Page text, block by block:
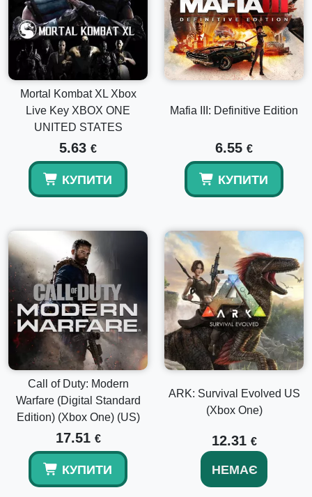
Mortal Kombat XL Xbox
Live Key XBOX ONE
UNITED STATES
5.63 €
КУПИТИ
Mafia III: Definitive Edition
6.55 €
КУПИТИ
Call of Duty: Modern
Warfare (Digital Standard
Edition) (Xbox One) (US)
17.51 €
КУПИТИ
ARK: Survival Evolved US
(Xbox One)
12.31 €
НЕМАЄ